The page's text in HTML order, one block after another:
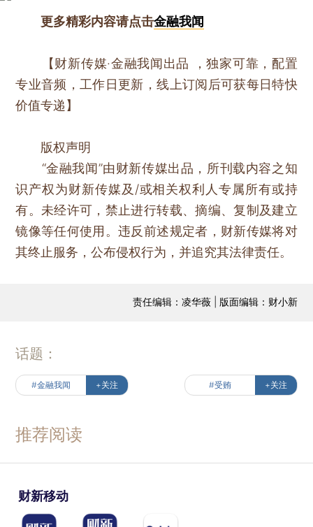
更多精彩内容请点击金融我闻
【财新传媒·金融我闻出品 ，独家可靠，配置
专业音频，工作日更新，线上订阅后可获每日特快
价值专递】
版权声明
“金融我闻”由财新传媒出品，所刊载内容之知
识产权为财新传媒及/或相关权利人专属所有或持
有。未经许可，禁止进行转载、摘编、复制及建立
镜像等任何使用。违反前述规定者，财新传媒将对
其终止服务，公布侵权行为，并追究其法律责任。
责任编辑：凌华薇 | 版面编辑：财小新
话题：
#金融我闻 +关注 #受贿 +关注
推荐阅读
财新移动